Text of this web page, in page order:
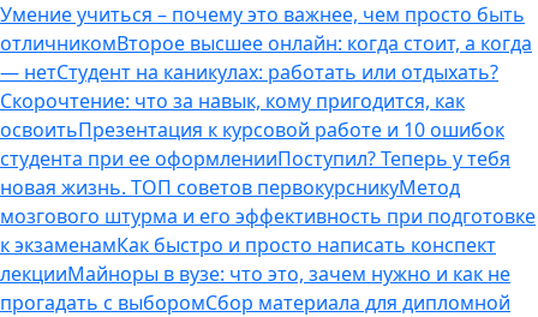
Умение учиться – почему это важнее, чем просто быть
отличникомВторое высшее онлайн: когда стоит, а когда
— нетСтудент на каникулах: работать или отдыхать?
Скорочтение: что за навык, кому пригодится, как
освоитьПрезентация к курсовой работе и 10 ошибок
студента при ее оформленииПоступил? Теперь у тебя
новая жизнь. ТОП советов первокурсникуМетод
мозгового штурма и его эффективность при подготовке
к экзаменамКак быстро и просто написать конспект
лекцииМайноры в вузе: что это, зачем нужно и как не
прогадать с выборомСбор материала для дипломной